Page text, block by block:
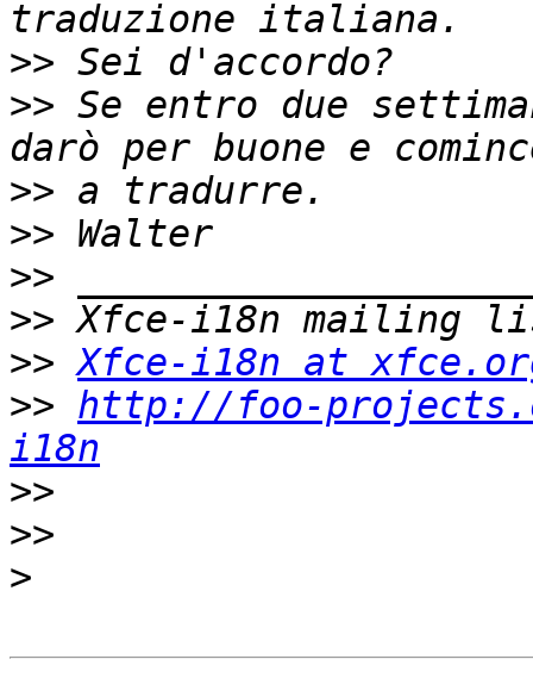
>>
>> Se entro due
>>
>>
>>
>>
>> Xfce-i18n at
>> http://foo-
i18n
>>
>>
>